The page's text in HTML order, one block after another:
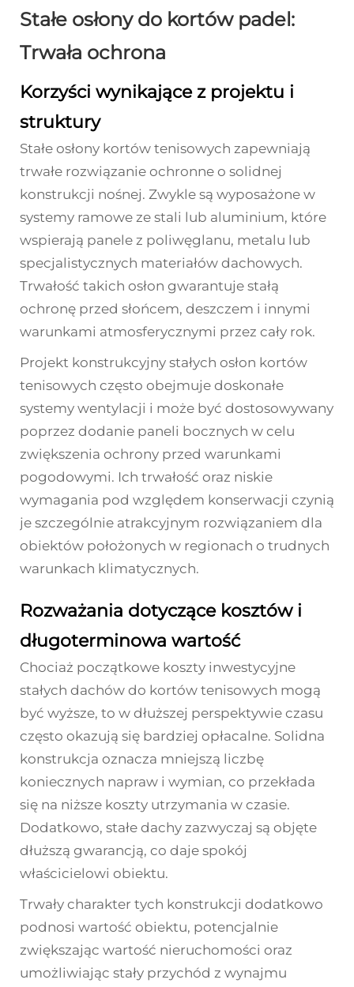
Stałe osłony do kortów padel:
Trwała ochrona
Korzyści wynikające z projektu i
struktury
Stałe osłony kortów tenisowych zapewniają
trwałe rozwiązanie ochronne o solidnej
konstrukcji nośnej. Zwykle są wyposażone w
systemy ramowe ze stali lub aluminium, które
wspierają panele z poliwęglanu, metalu lub
specjalistycznych materiałów dachowych.
Trwałość takich osłon gwarantuje stałą
ochronę przed słońcem, deszczem i innymi
warunkami atmosferycznymi przez cały rok.
Projekt konstrukcyjny stałych osłon kortów
tenisowych często obejmuje doskonałe
systemy wentylacji i może być dostosowywany
poprzez dodanie paneli bocznych w celu
zwiększenia ochrony przed warunkami
pogodowymi. Ich trwałość oraz niskie
wymagania pod względem konserwacji czynią
je szczególnie atrakcyjnym rozwiązaniem dla
obiektów położonych w regionach o trudnych
warunkach klimatycznych.
Rozważania dotyczące kosztów i
długoterminowa wartość
Chociaż początkowe koszty inwestycyjne
stałych dachów do kortów tenisowych mogą
być wyższe, to w dłuższej perspektywie czasu
często okazują się bardziej opłacalne. Solidna
konstrukcja oznacza mniejszą liczbę
koniecznych napraw i wymian, co przekłada
się na niższe koszty utrzymania w czasie.
Dodatkowo, stałe dachy zazwyczaj są objęte
dłuższą gwarancją, co daje spokój
właścicielowi obiektu.
Trwały charakter tych konstrukcji dodatkowo
podnosi wartość obiektu, potencjalnie
zwiększając wartość nieruchomości oraz
umożliwiając stały przychód z wynajmu